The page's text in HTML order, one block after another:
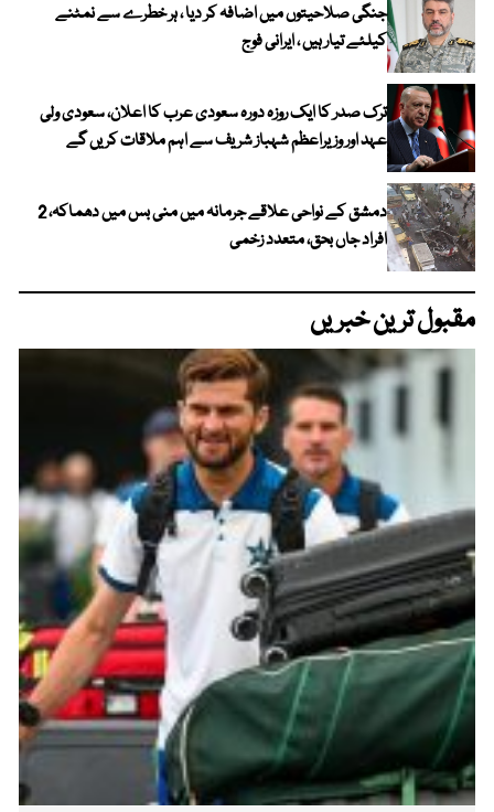
جنگی صلاحیتوں میں اضافہ کر دیا ، ہر خطرے سے نمٹنے
کیلئے تیار ہیں ، ایرانی فوج
ترک صدر کا ایک روزہ دورہ سعودی عرب کا اعلان، سعودی ولی
عہد اور وزیراعظم شہباز شریف سے اہم ملاقات کریں گے
دمشق کے نواحی علاقے جرمانہ میں منی بس میں دھماکہ، 2
افراد جاں بحق، متعدد زخمی
مقبول ترین خبریں